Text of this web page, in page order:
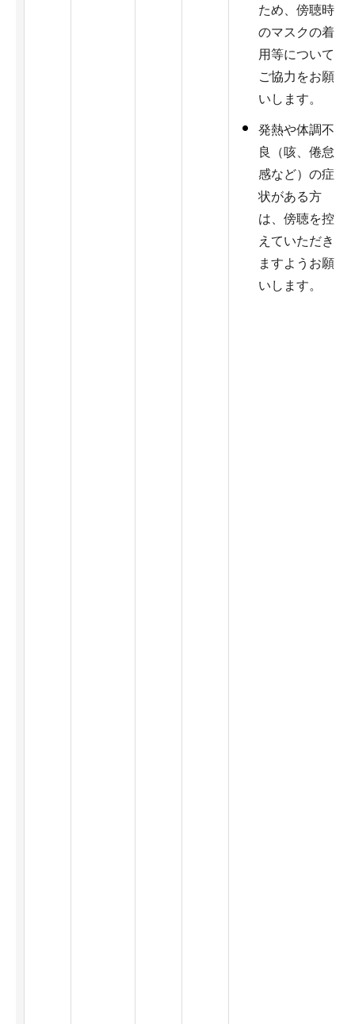
ため、傍聴時
のマスクの着
用等について
ご協力をお願
いします。
発熱や体調不
良（咳、倦怠
感など）の症
状がある方
は、傍聴を控
えていただき
ますようお願
いします。